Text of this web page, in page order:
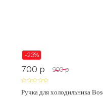
-23%
700 p 900 p
Ручка для холодильника